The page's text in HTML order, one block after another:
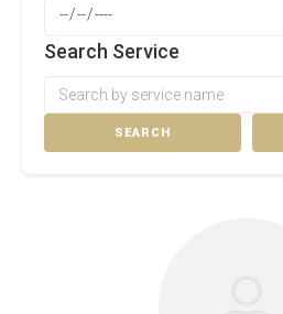
Search Service
SEARCH